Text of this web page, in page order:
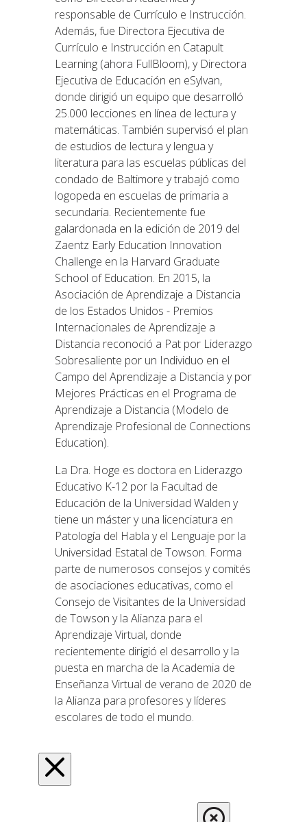
responsable de Currículo e Instrucción.
Además, fue Directora Ejecutiva de
Currículo e Instrucción en Catapult
Learning (ahora FullBloom), y Directora
Ejecutiva de Educación en eSylvan,
donde dirigió un equipo que desarrolló
25.000 lecciones en línea de lectura y
matemáticas. También supervisó el plan
de estudios de lectura y lengua y
literatura para las escuelas públicas del
condado de Baltimore y trabajó como
logopeda en escuelas de primaria a
secundaria. Recientemente fue
galardonada en la edición de 2019 del
Zaentz Early Education Innovation
Challenge en la Harvard Graduate
School of Education. En 2015, la
Asociación de Aprendizaje a Distancia
de los Estados Unidos - Premios
Internacionales de Aprendizaje a
Distancia reconoció a Pat por Liderazgo
Sobresaliente por un Individuo en el
Campo del Aprendizaje a Distancia y por
Mejores Prácticas en el Programa de
Aprendizaje a Distancia (Modelo de
Aprendizaje Profesional de Connections
Education).
La Dra. Hoge es doctora en Liderazgo
Educativo K-12 por la Facultad de
Educación de la Universidad Walden y
tiene un máster y una licenciatura en
Patología del Habla y el Lenguaje por la
Universidad Estatal de Towson. Forma
parte de numerosos consejos y comités
de asociaciones educativas, como el
Consejo de Visitantes de la Universidad
de Towson y la Alianza para el
Aprendizaje Virtual, donde
recientemente dirigió el desarrollo y la
puesta en marcha de la Academia de
Enseñanza Virtual de verano de 2020 de
la Alianza para profesores y líderes
escolares de todo el mundo.